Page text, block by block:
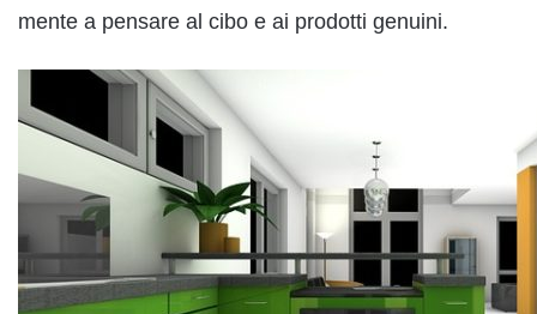
mente a pensare al cibo e ai prodotti genuini.